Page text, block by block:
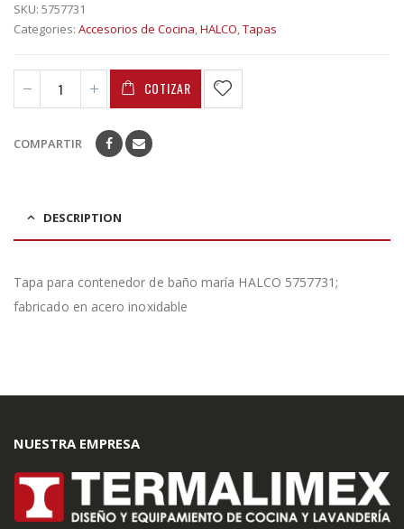
SKU: 5757731
Categories: Accesorios de Cocina,HALCO,Tapas
COTIZAR
COMPARTIR
DESCRIPTION
Tapa para contenedor de baño maría HALCO 5757731;
fabricado en acero inoxidable
NUESTRA EMPRESA